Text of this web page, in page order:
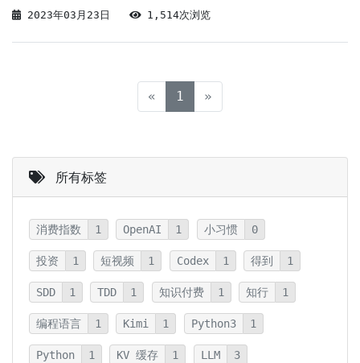
2023年03月23日 1,514次浏览
« 1 (current)
»
所有标签
消费指数 1 OpenAI 1 小习惯 0
投资 1 短视频 1 Codex 1 得到 1
SDD 1 TDD 1 知识付费 1 知行 1
编程语言 1 Kimi 1 Python3 1
Python 1 KV 缓存 1 LLM 3